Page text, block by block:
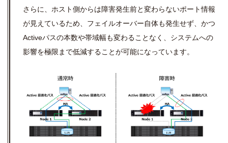
さらに、ホスト側からは障害発生前と変わらないポート情報
が見えているため、フェイルオーバー自体も発生せず、かつ
Activeパスの本数や帯域幅も変わることなく、システムへの
影響を極限まで低減することが可能になっています。